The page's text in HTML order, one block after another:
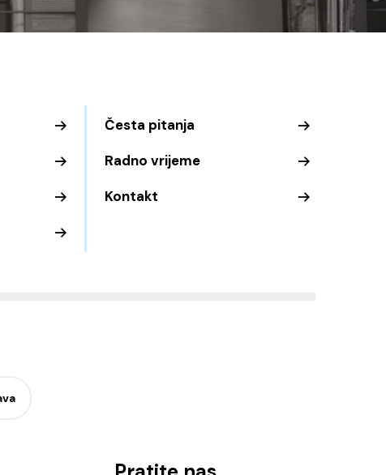
Česta pitanja
Radno vrijeme
Kontakt